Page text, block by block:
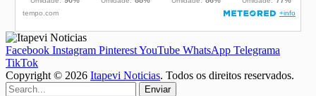
Facebook Instagram PinterestYouTube WhatsApp Telegrama
TikTok
Copyright © 2026 Itapevi Noticias. Todos os direitos reservados.
Enviar